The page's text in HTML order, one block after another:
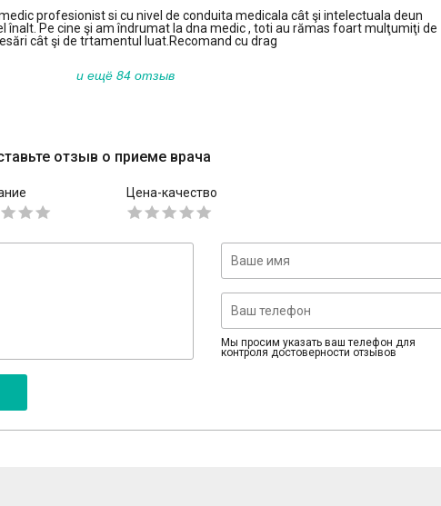
profesionist si cu nivel de conduita medicala cât şi intelectuala deun
înalt. Pe cine şi am îndrumat la dna medic , toti au rămas foart mulţumiţi de
cât şi de trtamentul luat.Recomand cu drag
и ещё 84 отзыв
отзыв о приеме врача
Цена-качество
Мы просим указать ваш телефон для
контроля достоверности отзывов